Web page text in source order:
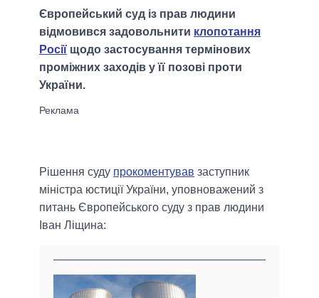
Європейський суд із прав людини
відмовився задовольнити клопотання
Росії щодо застосування термінових
проміжних заходів у її позові проти
України.
Рішення суду прокоментував заступник
міністра юстиції України, уповноважений з
питань Європейського суду з прав людини
Іван Ліщина: